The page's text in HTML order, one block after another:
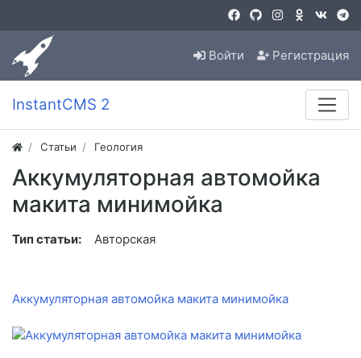
Войти Регистрация
InstantCMS 2
Статьи Геология
Аккумуляторная автомойка
макита минимойка
Тип статьи: Авторская
Аккумуляторная автомойка макита минимойка